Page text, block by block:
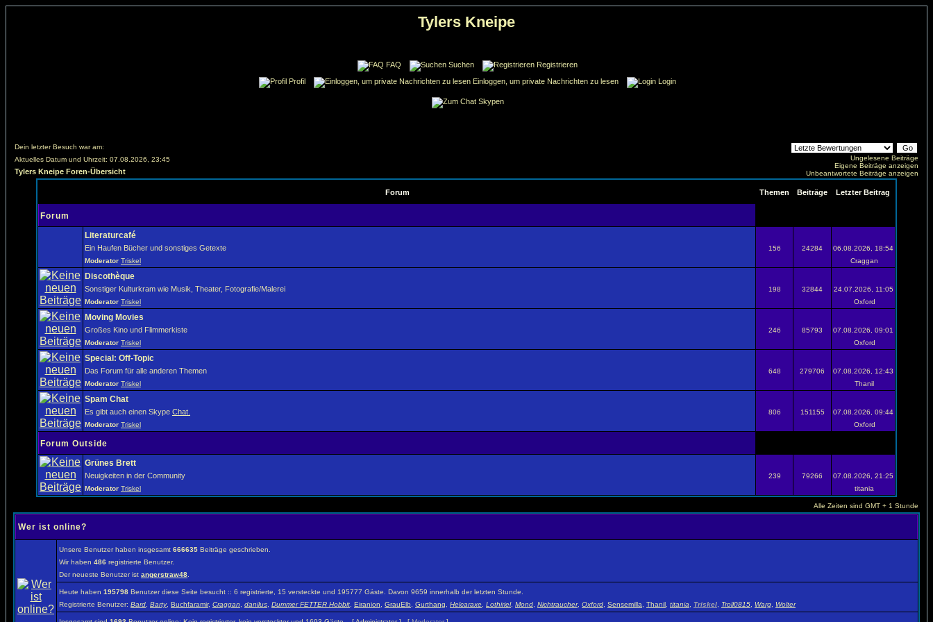
Tylers Kneipe
FAQ Suchen
Registrieren
Profil
Einloggen, um private Nachrichten zu lesen Login
Skypen
Dein letzter Besuch war am:
Aktuelles Datum und Uhrzeit: 07.08.2026, 23:45
Tylers Kneipe Foren-Übersicht
Ungelesene Beiträge
Eigene Beiträge anzeigen
Unbeantwortete Beiträge anzeigen
Forum Themen Beiträge Letzter Beitrag
Forum
Literaturcafé
Ein Haufen Bücher und sonstiges Getexte
Moderator Triskel
156 24284
06.08.2026, 18:54
Craggan
Discothèque
Sonstiger Kulturkram wie Musik, Theater, Fotografie/Malerei
Moderator Triskel
198 32844
24.07.2026, 11:05
Oxford
Moving Movies
Großes Kino und Flimmerkiste
Moderator Triskel
246 85793
07.08.2026, 09:01
Oxford
Special: Off-Topic
Das Forum für alle anderen Themen
Moderator Triskel
648 279706
07.08.2026, 12:43
Thanil
Spam Chat
Es gibt auch einen Skype Chat.
Moderator Triskel
806 151155
07.08.2026, 09:44
Oxford
Forum Outside
Grünes Brett
Neuigkeiten in der Community
Moderator Triskel
239 79266
07.08.2026, 21:25
titania
Alle Zeiten sind GMT + 1 Stunde
Wer ist online?
Unsere Benutzer haben insgesamt 666635 Beiträge geschrieben.
Wir haben 486 registrierte Benutzer.
Der neueste Benutzer ist angerstraw48
Heute haben 195798 Benutzer diese Seite besucht :: 6 registrierte, 15 versteckte und 195777 Gäste. Davon 9659 innerhalb der letzten Stunde.
Registrierte Benutzer: Bard Barty, Buchfaramir, Craggan danilus Dummer FETTER Hobbit Eiranion GrauElb Gurthang Helcaraxe Lothiriel, Mond Nichtraucher, Oxford Sensemilla Thanil titania Triskel Troll0815 Warg Wolter